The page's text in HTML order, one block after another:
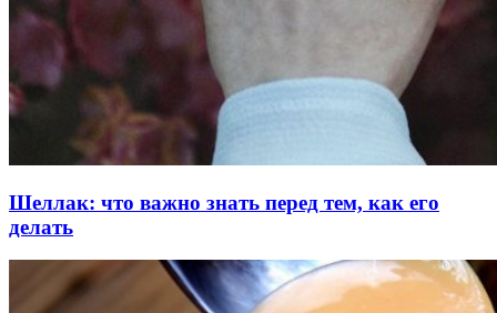
Шеллак: что важно знать перед тем, как его
делать